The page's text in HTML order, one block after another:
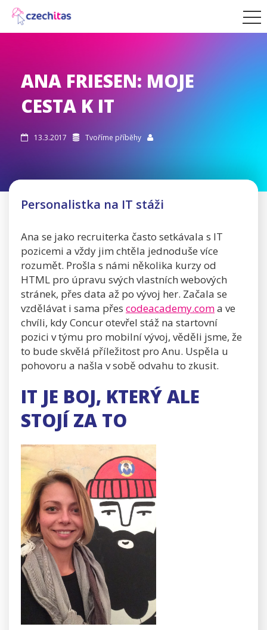
ANA FRIESEN: MOJE
CESTA K IT
 13.3.2017  Tvoříme příběhy 
Personalistka na IT stáži
Ana se jako recruiterka často setkávala s IT
pozicemi a vždy jim chtěla jednoduše více
rozumět. Prošla s námi několika kurzy od
HTML pro úpravu svých vlastních webových
stránek, přes data až po vývoj her. Začala se
vzdělávat i sama přes codeacademy.coma ve
chvíli, kdy Concur otevřel stáž na startovní
pozici v týmu pro mobilní vývoj, věděli jsme, že
to bude skvělá příležitost pro Anu. Uspěla u
pohovoru a našla v sobě odvahu to zkusit.
IT JE BOJ, KTERÝ ALE
STOJÍ ZA TO